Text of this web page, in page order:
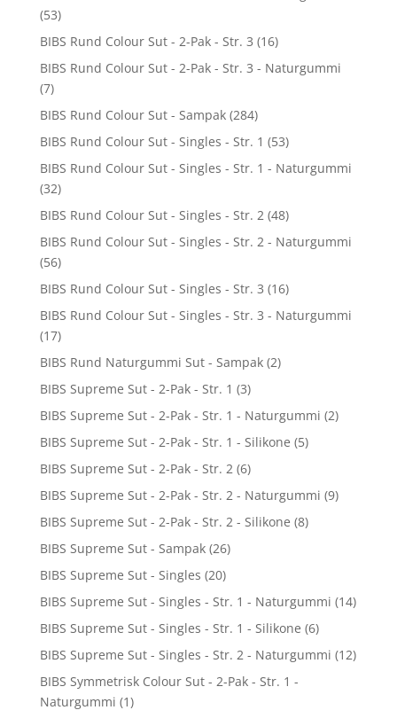
(53)
BIBS Rund Colour Sut - 2-Pak - Str. 3 (16)
BIBS Rund Colour Sut - 2-Pak - Str. 3 - Naturgummi
(7)
BIBS Rund Colour Sut - Sampak (284)
BIBS Rund Colour Sut - Singles - Str. 1 (53)
BIBS Rund Colour Sut - Singles - Str. 1 - Naturgummi
(32)
BIBS Rund Colour Sut - Singles - Str. 2 (48)
BIBS Rund Colour Sut - Singles - Str. 2 - Naturgummi
(56)
BIBS Rund Colour Sut - Singles - Str. 3 (16)
BIBS Rund Colour Sut - Singles - Str. 3 - Naturgummi
(17)
BIBS Rund Naturgummi Sut - Sampak (2)
BIBS Supreme Sut - 2-Pak - Str. 1 (3)
BIBS Supreme Sut - 2-Pak - Str. 1 - Naturgummi (2)
BIBS Supreme Sut - 2-Pak - Str. 1 - Silikone (5)
BIBS Supreme Sut - 2-Pak - Str. 2 (6)
BIBS Supreme Sut - 2-Pak - Str. 2 - Naturgummi (9)
BIBS Supreme Sut - 2-Pak - Str. 2 - Silikone (8)
BIBS Supreme Sut - Sampak (26)
BIBS Supreme Sut - Singles (20)
BIBS Supreme Sut - Singles - Str. 1 - Naturgummi (14)
BIBS Supreme Sut - Singles - Str. 1 - Silikone (6)
BIBS Supreme Sut - Singles - Str. 2 - Naturgummi (12)
BIBS Symmetrisk Colour Sut - 2-Pak - Str. 1 -
Naturgummi (1)